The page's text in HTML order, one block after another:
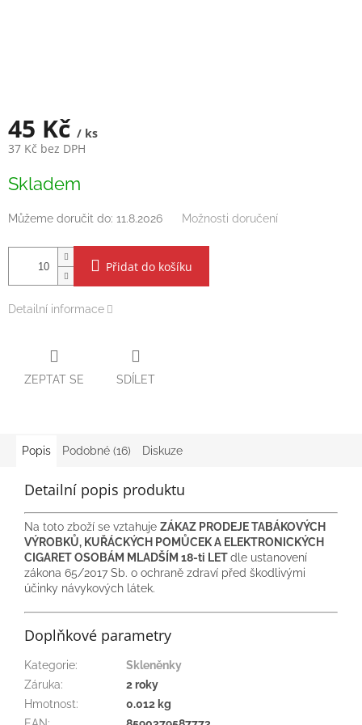
45 Kč / ks
37 Kč bez DPH
cena:
Skladem
Můžeme doručit do: 11.8.2026 Možnosti doručení
Přidat do košíku
Detailní informace
ZEPTAT SE SDÍLET
Popis Podobné (16) Diskuze
Detailní popis produktu
Na toto zboží se vztahuje ZÁKAZ PRODEJE TABÁKOVÝCH
VÝROBKŮ, KUŘÁCKÝCH POMŮCEK A ELEKTRONICKÝCH
CIGARET OSOBÁM MLADŠÍM 18-ti LETdle ustanovení
zákona 65/2017 Sb. o ochraně zdraví před škodlivými
účinky návykových látek.
Doplňkové parametry
Kategorie:
Skleněnky
Záruka:
2 roky
Hmotnost:
0.012 kg